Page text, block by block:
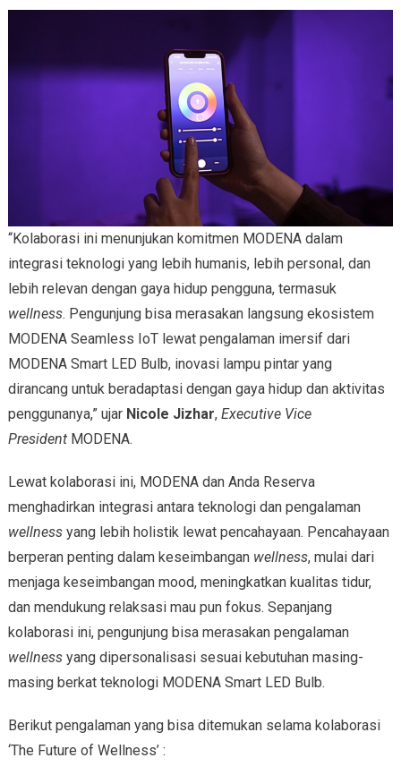
“Kolaborasi ini menunjukan komitmen MODENA dalam
integrasi teknologi yang lebih humanis, lebih personal, dan
lebih relevan dengan gaya hidup pengguna, termasuk
wellness. Pengunjung bisa merasakan langsung ekosistem
MODENA Seamless IoT lewat pengalaman imersif dari
MODENA Smart LED Bulb, inovasi lampu pintar yang
dirancang untuk beradaptasi dengan gaya hidup dan aktivitas
penggunanya,” ujar Nicole Jizhar, Executive Vice
PresidentMODENA.
Lewat kolaborasi ini, MODENA dan Anda Reserva
menghadirkan integrasi antara teknologi dan pengalaman
wellness yang lebih holistik lewat pencahayaan. Pencahayaan
berperan penting dalam keseimbangan wellness, mulai dari
menjaga keseimbangan mood, meningkatkan kualitas tidur,
dan mendukung relaksasi mau pun fokus. Sepanjang
kolaborasi ini, pengunjung bisa merasakan pengalaman
wellness yang dipersonalisasi sesuai kebutuhan masing-
masing berkat teknologi MODENA Smart LED Bulb.
Berikut pengalaman yang bisa ditemukan selama kolaborasi
‘The Future of Wellness’ :